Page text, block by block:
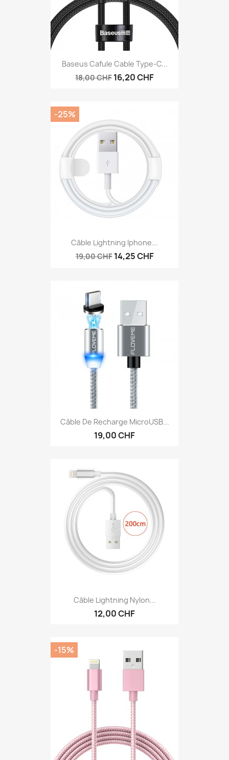
Baseus Cafule Cable Type-C...
18,00 CHF 16,20 CHF
Câble Lightning Iphone...
19,00 CHF 14,25 CHF
-25%
Câble De Recharge MicroUSB...
19,00 CHF
Câble Lightning Nylon...
12,00 CHF
-15%